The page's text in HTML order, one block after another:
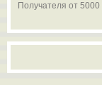
Получателя от 5000